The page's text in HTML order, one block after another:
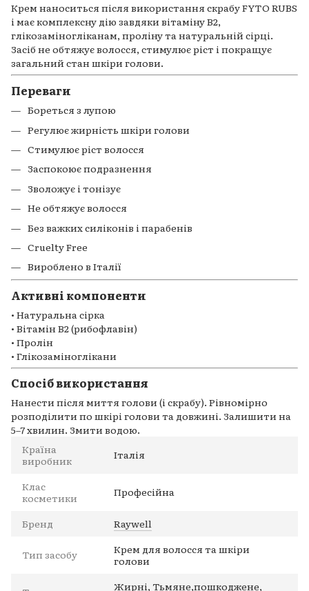
Крем наноситься після використання скрабу FYTO RUBS
і має комплексну дію завдяки вітаміну B2,
глікозаміногліканам, проліну та натуральній сірці.
Засіб не обтяжує волосся, стимулює ріст і покращує
загальний стан шкіри голови.
Переваги
Бореться з лупою
Регулює жирність шкіри голови
Стимулює ріст волосся
Заспокоює подразнення
Зволожує і тонізує
Не обтяжує волосся
Без важких силіконів і парабенів
Cruelty Free
Вироблено в Італії
Активні компоненти
• Натуральна сірка
• Вітамін B2 (рибофлавін)
• Пролін
• Глікозаміноглікани
Спосіб використання
Нанести після миття голови (і скрабу). Рівномірно
розподілити по шкірі голови та довжині. Залишити на
5–7 хвилин. Змити водою.
Країна
виробник
Італія
Клас
косметики
Професійна
Бренд Raywell
Тип засобу
Крем для волосся та шкіри
голови
Жирні, Тьмяне,пошкоджене,